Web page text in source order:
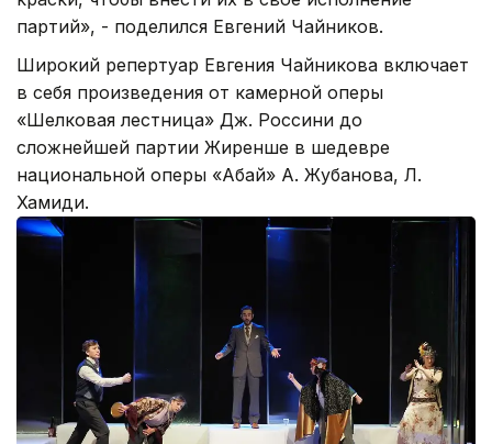
партий», - поделился Евгений Чайников.
Широкий репертуар Евгения Чайникова включает
в себя произведения от камерной оперы
«Шелковая лестница» Дж. Россини до
сложнейшей партии Жиренше в шедевре
национальной оперы «Абай» А. Жубанова, Л.
Хамиди.